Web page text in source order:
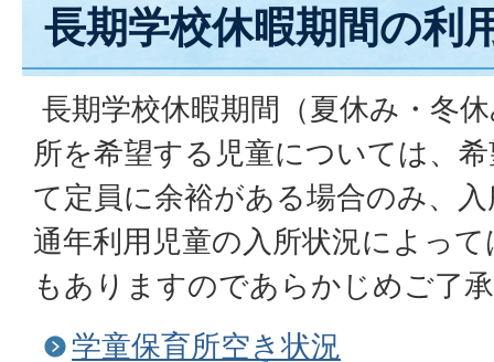
長期学校休暇期間の利
長期学校休暇期間（夏休み・冬
所を希望する児童については、
て定員に余裕がある場合のみ、
通年利用児童の入所状況によっ
もありますのであらかじめご了
学童保育所空き状況